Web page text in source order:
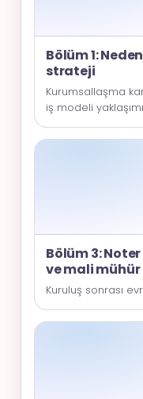
Bölüm 1:
strateji
Kurumsallaşma
iş modeli
Bölüm 3:
ve mali mühür
Kuruluş sonrası